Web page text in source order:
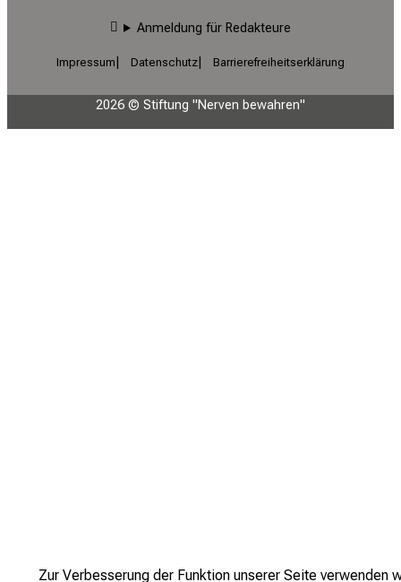
Zur Verbesserung der Funktion unserer Seite verwenden
Anmeldung für Redakteure
Impressum Datenschutz Barrierefreiheitserklärung
2026 © Stiftung "Nerven bewahren"